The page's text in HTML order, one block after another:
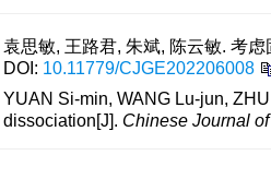
袁思敏, 王路君, 朱斌, 陈云敏. 考
DOI: 10.11779/CJGE202206008
YUAN Si-min, WANG Lu-jun,
dissociation[J]. Chinese Journal